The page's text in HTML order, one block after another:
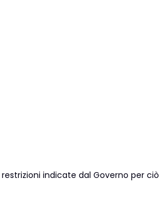
indicate dal Governo per ciò